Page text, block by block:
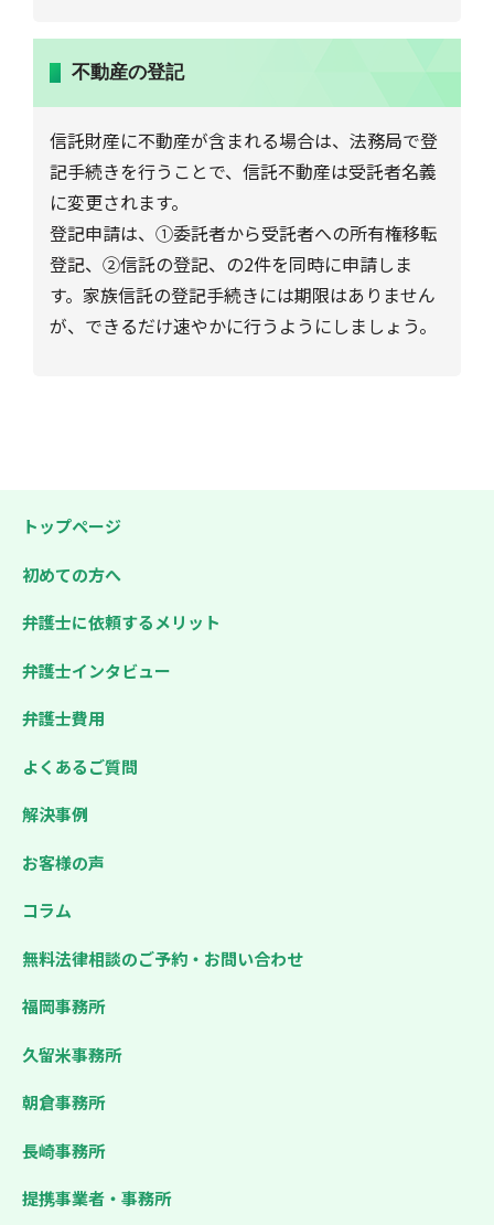
不動産の登記
信託財産に不動産が含まれる場合は、法務局で登
記手続きを行うことで、信託不動産は受託者名義
に変更されます。
登記申請は、①委託者から受託者への所有権移転
登記、②信託の登記、の2件を同時に申請しま
す。家族信託の登記手続きには期限はありません
が、できるだけ速やかに行うようにしましょう。
トップページ
初めての方へ
弁護士に依頼するメリット
弁護士インタビュー
弁護士費用
よくあるご質問
解決事例
お客様の声
コラム
無料法律相談のご予約・お問い合わせ
福岡事務所
久留米事務所
朝倉事務所
長崎事務所
提携事業者・事務所